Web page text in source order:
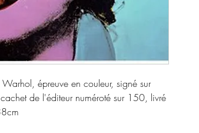
épreuve en couleur, signé sur
de l'éditeur numéroté sur 150, livré